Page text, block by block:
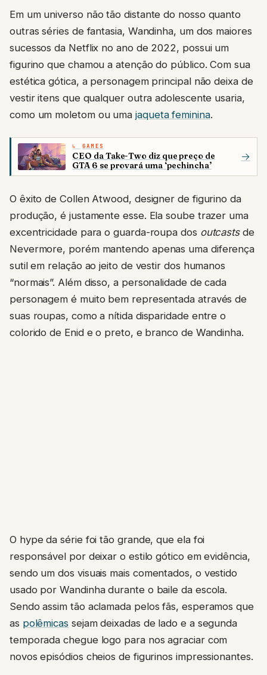
Em um universo não tão distante do nosso quanto
outras séries de fantasia, Wandinha, um dos maiores
sucessos da Netflix no ano de 2022, possui um
figurino que chamou a atenção do público. Com sua
estética gótica, a personagem principal não deixa de
vestir itens que qualquer outra adolescente usaria,
como um moletom ou umajaqueta feminina.
GAMES
CEO da Take-Two diz que preço de
GTA 6 se provará uma ‘pechincha’
→
O êxito de Collen Atwood, designer de figurino da
produção, é justamente esse. Ela soube trazer uma
excentricidade para o guarda-roupa dos outcastsde
Nevermore, porém mantendo apenas uma diferença
sutil em relação ao jeito de vestir dos humanos
“normais”. Além disso, a personalidade de cada
personagem é muito bem representada através de
suas roupas, como a nítida disparidade entre o
colorido de Enid e o preto, e branco de Wandinha.
O hype da série foi tão grande, que ela foi
responsável por deixar o estilo gótico em evidência,
sendo um dos visuais mais comentados, o vestido
usado por Wandinha durante o baile da escola.
Sendo assim tão aclamada pelos fãs, esperamos que
as polêmicas sejam deixadas de lado e a segunda
temporada chegue logo para nos agraciar com
novos episódios cheios de figurinos impressionantes.